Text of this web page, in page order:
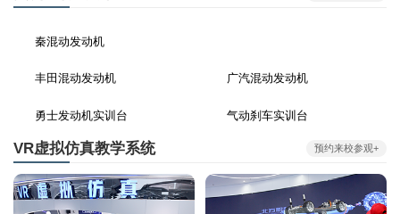
秦混动发动机
丰田混动发动机 广汽混动发动机
勇士发动机实训台 气动刹车实训台
VR虚拟仿真教学系统 预约来校参观+